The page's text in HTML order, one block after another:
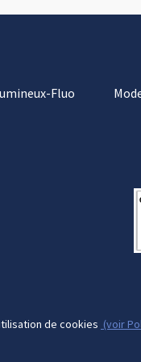
Fluo
de cookies (voir